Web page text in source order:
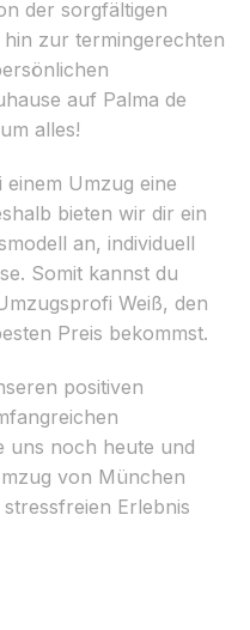
der sorgfältigen
zur termingerechten
auf Palma de
alles!
Umzug eine
bieten wir dir ein
an, individuell
Somit kannst du
Weiß, den
Preis bekommst.
positiven
uns noch heute und
von München
Erlebnis